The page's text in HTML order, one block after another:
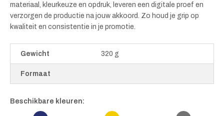
materiaal, kleurkeuze en opdruk, leveren een digitale proef en
verzorgen de productie na jouw akkoord. Zo houd je grip op
kwaliteit en consistentie in je promotie.
Gewicht 320 g
Formaat
Beschikbare kleuren: